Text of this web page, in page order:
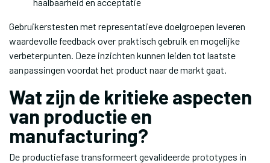
Gebruikerstesten met representatieve doelgroepen leveren
waardevolle feedback over praktisch gebruik en mogelijke
verbeterpunten. Deze inzichten kunnen leiden tot laatste
aanpassingen voordat het product naar de markt gaat.
Wat zijn de kritieke aspecten
van productie en
manufacturing?
De productiefase transformeert gevalideerde prototypes in